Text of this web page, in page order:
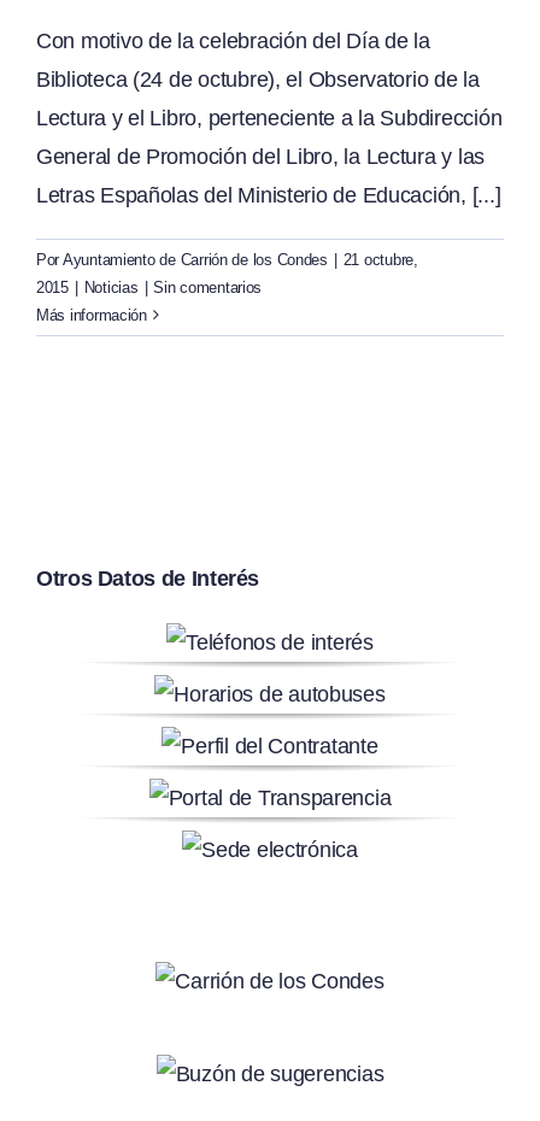
Con motivo de la celebración del Día de la
Biblioteca (24 de octubre), el Observatorio de la
Lectura y el Libro, perteneciente a la Subdirección
General de Promoción del Libro, la Lectura y las
Letras Españolas del Ministerio de Educación, [...]
Por Ayuntamiento de Carrión de los Condes
21 octubre,
2015
Noticias
Sin comentarios
Más información
Otros Datos de Interés